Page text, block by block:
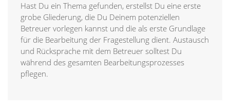
Hast Du ein Thema gefunden, erstellst Du eine erste
grobe Gliederung, die Du Deinem potenziellen
Betreuer vorlegen kannst und die als erste Grundlage
für die Bearbeitung der Fragestellung dient. Austausch
und Rücksprache mit dem Betreuer solltest Du
während des gesamten Bearbeitungsprozesses
pflegen.